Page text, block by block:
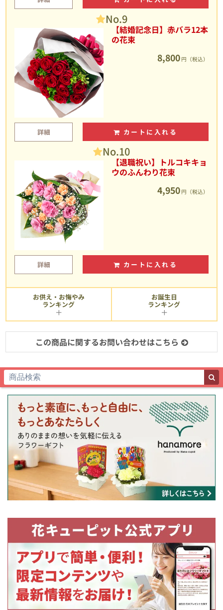
No.9
【結婚記念日】赤バラ12本
の花束
8,800 円（税込）
詳細 カートに入れる
No.10
【退職祝い】トルコキキョ
ウのふんわり花束
4,950 円（税込）
詳細 カートに入れる
お供え・お悔やみ
ランキング
お誕生日
ランキング
この商品に関するお問い合わせはこちら